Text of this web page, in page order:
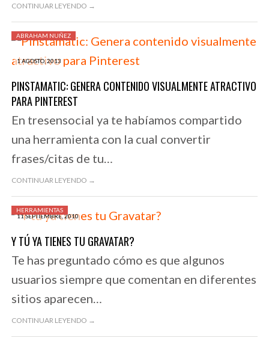
CONTINUAR LEYENDO →
1 AGOSTO, 2013
ABRAHAM NUÑEZ
PINSTAMATIC: GENERA CONTENIDO VISUALMENTE ATRACTIVO
PARA PINTEREST
En tresensocial ya te habíamos compartido
una herramienta con la cual convertir
frases/citas de tu…
CONTINUAR LEYENDO →
11 SEPTIEMBRE, 2010
HERRAMIENTAS
Y TÚ YA TIENES TU GRAVATAR?
Te has preguntado cómo es que algunos
usuarios siempre que comentan en diferentes
sitios aparecen…
CONTINUAR LEYENDO →